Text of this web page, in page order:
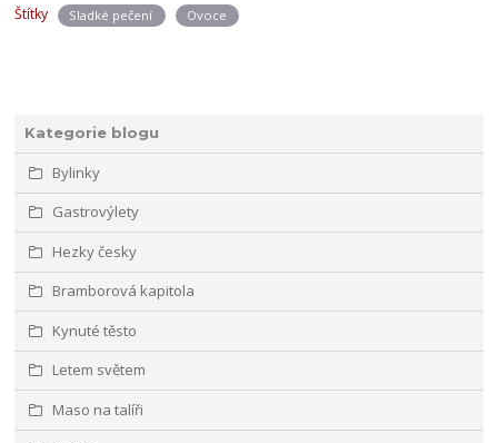
Kategorie blogu
Bylinky
Gastrovýlety
Hezky česky
Bramborová kapitola
Kynuté těsto
Letem světem
Maso na talíři
Štítky Sladké pečení Ovoce